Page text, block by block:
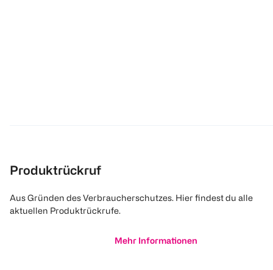
Produktrückruf
Aus Gründen des Verbraucherschutzes. Hier findest du alle
aktuellen Produktrückrufe.
Mehr Informationen